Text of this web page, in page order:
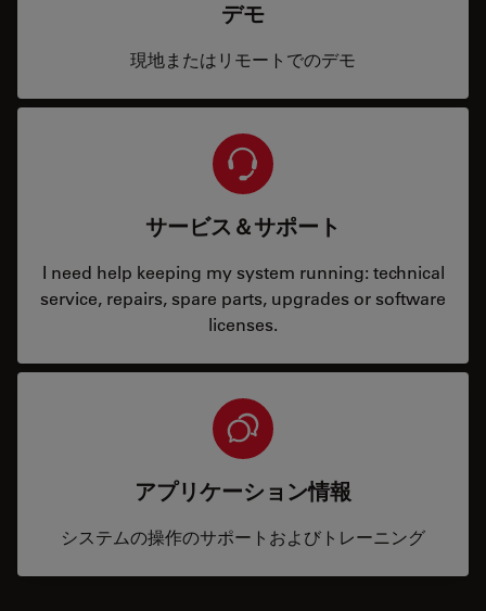
デモ
現地またはリモートでのデモ
サービス＆サポート
I need help keeping my system running: technical
service, repairs, spare parts, upgrades or software
licenses.
アプリケーション情報
システムの操作のサポートおよびトレーニング